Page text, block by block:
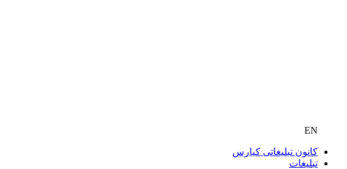
EN
کانون تبلیغاتی کیارس
تبلیغات